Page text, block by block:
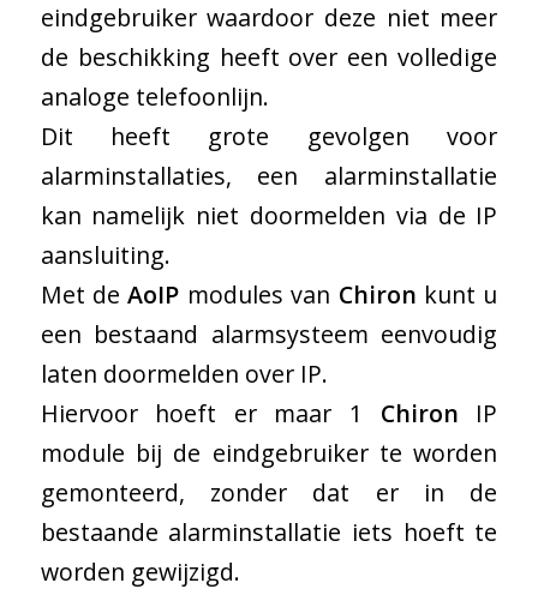
eindgebruiker waardoor deze niet meer
de beschikking heeft over een volledige
analoge telefoonlijn.
Dit heeft grote gevolgen voor
alarminstallaties, een alarminstallatie
kan namelijk niet doormelden via de IP
aansluiting.
Met deAoIP modules van Chiron kunt u
een bestaand alarmsysteem eenvoudig
laten doormelden over IP.
Hiervoor hoeft er maar 1 Chiron IP
module bij de eindgebruiker te worden
gemonteerd, zonder dat er in de
bestaande alarminstallatie iets hoeft te
worden gewijzigd.